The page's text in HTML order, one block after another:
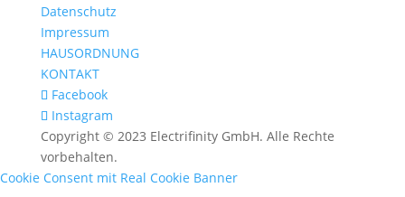
Datenschutz
Impressum
HAUSORDNUNG
KONTAKT
Facebook
Instagram
Copyright © 2023 Electrifinity GmbH. Alle Rechte
vorbehalten.
Cookie Consent mit Real Cookie Banner